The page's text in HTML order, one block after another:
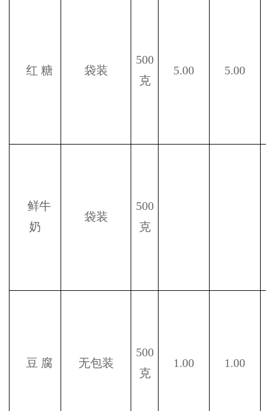
红 糖 袋装
500
克
5.00 5.00
鲜牛
奶
袋装
500
克
豆 腐 无包装
500
克
1.00 1.00